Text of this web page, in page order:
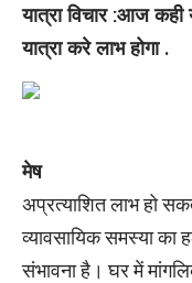
यात्रा विचार :आज
यात्रा करे लाभ होगा .
मेष
अप्रत्याशित लाभ हो
व्यावसायिक समस्या का
संभावना है। घर में